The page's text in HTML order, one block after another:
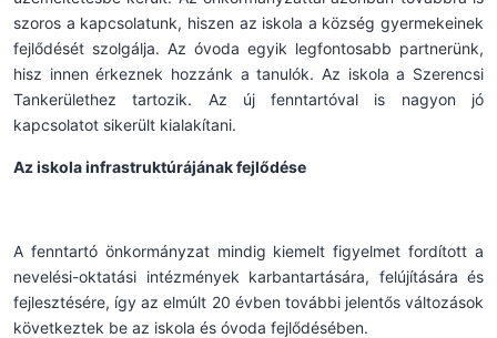
szoros a kapcsolatunk, hiszen az iskola a község gyermekeinek
fejlődését szolgálja. Az óvoda egyik legfontosabb partnerünk,
hisz innen érkeznek hozzánk a tanulók. Az iskola a Szerencsi
Tankerülethez tartozik. Az új fenntartóval is nagyon jó
kapcsolatot sikerült kialakítani.
Az iskola infrastruktúrájának fejlődése
A fenntartó önkormányzat mindig kiemelt figyelmet fordított a
nevelési-oktatási intézmények karbantartására, felújítására és
fejlesztésére, így az elmúlt 20 évben további jelentős változások
következtek be az iskola és óvoda fejlődésében.